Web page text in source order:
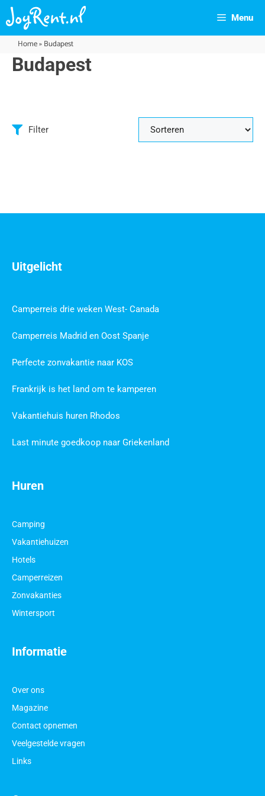
Menu
Home»Budapest
Budapest
Filter
Informatie
Over ons
Magazine
Contact opnemen
Veelgestelde vragen
Links
Huren
Camping
Vakantiehuizen
Hotels
Camperreizen
Zonvakanties
Wintersport
Uitgelicht
Camperreis drie weken West- Canada
Camperreis Madrid en Oost Spanje
Perfecte zonvakantie naar KOS
Frankrijk is het land om te kamperen
Vakantiehuis huren Rhodos
Last minute goedkoop naar Griekenland